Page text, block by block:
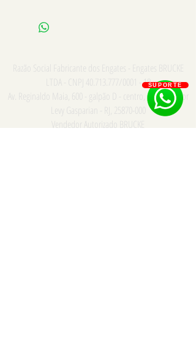
Localização
Razão Social Fabricante dos Engates - Engates BRUCKE
LTDA - CNPJ
/0001 - 18
Av. Reginaldo Maia, 600 - galpão D - centro, Comendador
Levy Gasparian - RJ,
Vendedor Autorizado BRUCKE
SUPORTE